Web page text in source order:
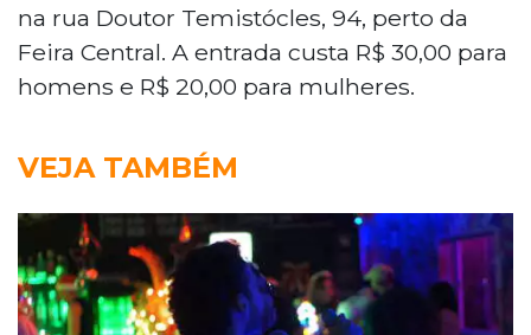
na rua Doutor Temistócles, 94, perto da
Feira Central. A entrada custa R$ 30,00 para
homens e R$ 20,00 para mulheres.
VEJA TAMBÉM